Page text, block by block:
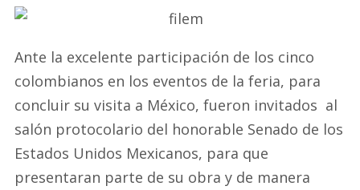
Ante la excelente participación de los cinco
colombianos en los eventos de la feria, para
concluir su visita a México, fueron invitados al
salón protocolario del honorable Senado de los
Estados Unidos Mexicanos, para que
presentaran parte de su obra y de manera